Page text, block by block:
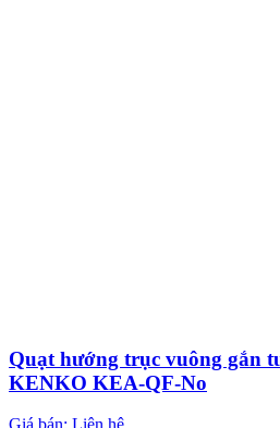
Quạt hướng trục vuông gắn
KENKO KEA-QF-No